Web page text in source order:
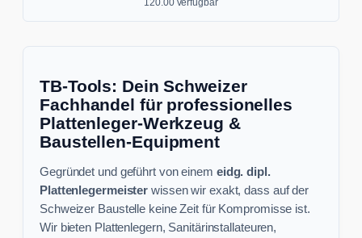
120.00 verfügbar
TB-Tools: Dein Schweizer
Fachhandel für professionelles
Plattenleger-Werkzeug &
Baustellen-Equipment
Gegründet und geführt von einem eidg. dipl.
Plattenlegermeister wissen wir exakt, dass auf der
Schweizer Baustelle keine Zeit für Kompromisse ist.
Wir bieten Plattenlegern, Sanitärinstallateuren,